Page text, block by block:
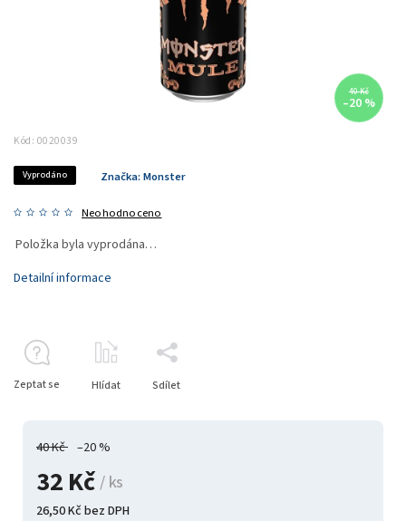
40 Kč
–20 %
Kód: 0020039
Vyprodáno
Neohodnoceno
Značka: Monster
40 Kč –20 %
32 Kč/ ks
26,50 Kč bez DPH
Položka byla vyprodána…
Detailní informace
Zeptat se Hlídat Sdílet